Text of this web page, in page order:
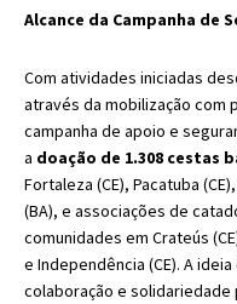
Alcance da Campanha de
Com atividades iniciadas
através da mobilização com
campanha de apoio e
a doação de 1.308 cestas
Fortaleza (CE), Pacatuba
(BA), e associações de
comunidades em Crateús
e Independência (CE). A
colaboração e